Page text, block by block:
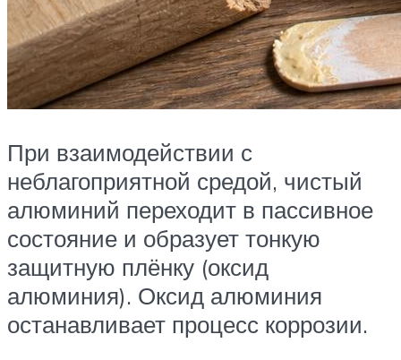
При взаимодействии с
неблагоприятной средой, чистый
алюминий переходит в пассивное
состояние и образует тонкую
защитную плёнку (оксид
алюминия). Оксид алюминия
останавливает процесс коррозии.